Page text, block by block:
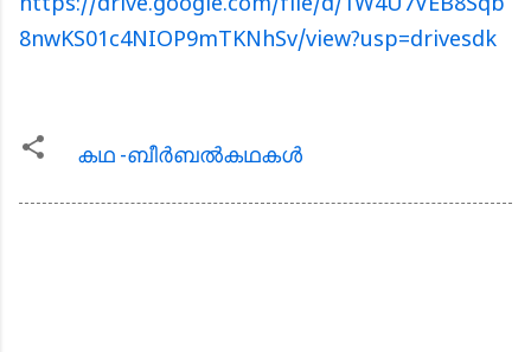
8nwKS01c4NIOP9mTKNhSv/view?usp=drivesdk
കഥ -ബീര്‍ബല്‍കഥകള്‍